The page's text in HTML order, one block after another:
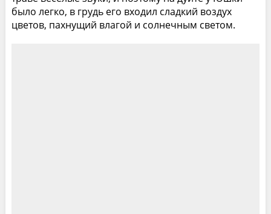
было легко, в грудь его входил сладкий воздух
цветов, пахнущий влагой и солнечным светом.